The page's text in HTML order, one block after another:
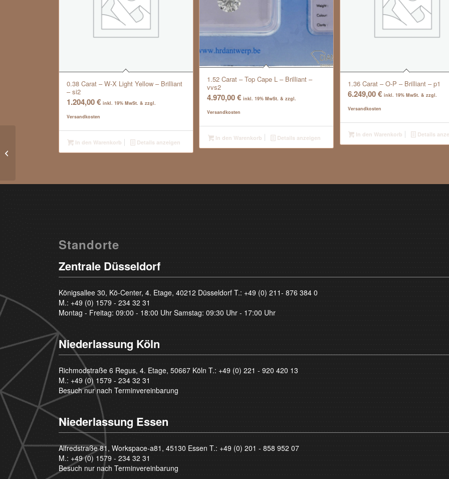
0.38 Carat – W-X Light Yellow – Brilliant
– si2
1.204,00€ inkl. 19% MwSt. & zzgl.
Versandkosten
In den Warenkorb Details anzeigen
1.52 Carat – Top Cape L – Brilliant –
vvs2
4.970,00€ inkl. 19% MwSt. & zzgl.
Versandkosten
In den Warenkorb Details anzeigen
1.36 Carat – O-P – Brilliant – p1
6.249,00€ inkl. 19% MwSt. & zzgl.
Versandkosten
In den Warenkorb Details
Standorte
Zentrale Düsseldorf
Königsallee 30, Kö-Center, 4. Etage, 40212 Düsseldorf T.: +49 (0) 211- 876 384 0
M.: +49 (0) 1579 - 234 32 31
Montag - Freitag: 09:00 - 18:00 Uhr Samstag: 09:30 Uhr - 17:00 Uhr
Niederlassung Köln
Richmodstraße 6 Regus, 4. Etage, 50667 Köln T.: +49 (0) 221 - 920 420 13
M.: +49 (0) 1579 - 234 32 31
Besuch nur nach Terminvereinbarung
Niederlassung Essen
Alfredstraße 81, Workspace-a81, 45130 Essen T.: +49 (0) 201 - 858 952 07
M.: +49 (0) 1579 - 234 32 31
Besuch nur nach Terminvereinbarung
0.53 Carat – Top Cape L – Brilliant –